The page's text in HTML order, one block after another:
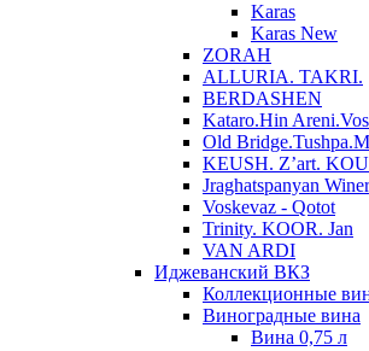
Karas
Karas New
ZORAH
ALLURIA. TAKRI.
BERDASHEN
Kataro.Hin
Old
KEUSH. Z’art.
Jraghatspanyan
Voskevaz - Qotot
Trinity. KOOR. Jan
VAN ARDI
Иджеванский ВКЗ
Коллекционные
Виноградные вина
Вина 0,75 л